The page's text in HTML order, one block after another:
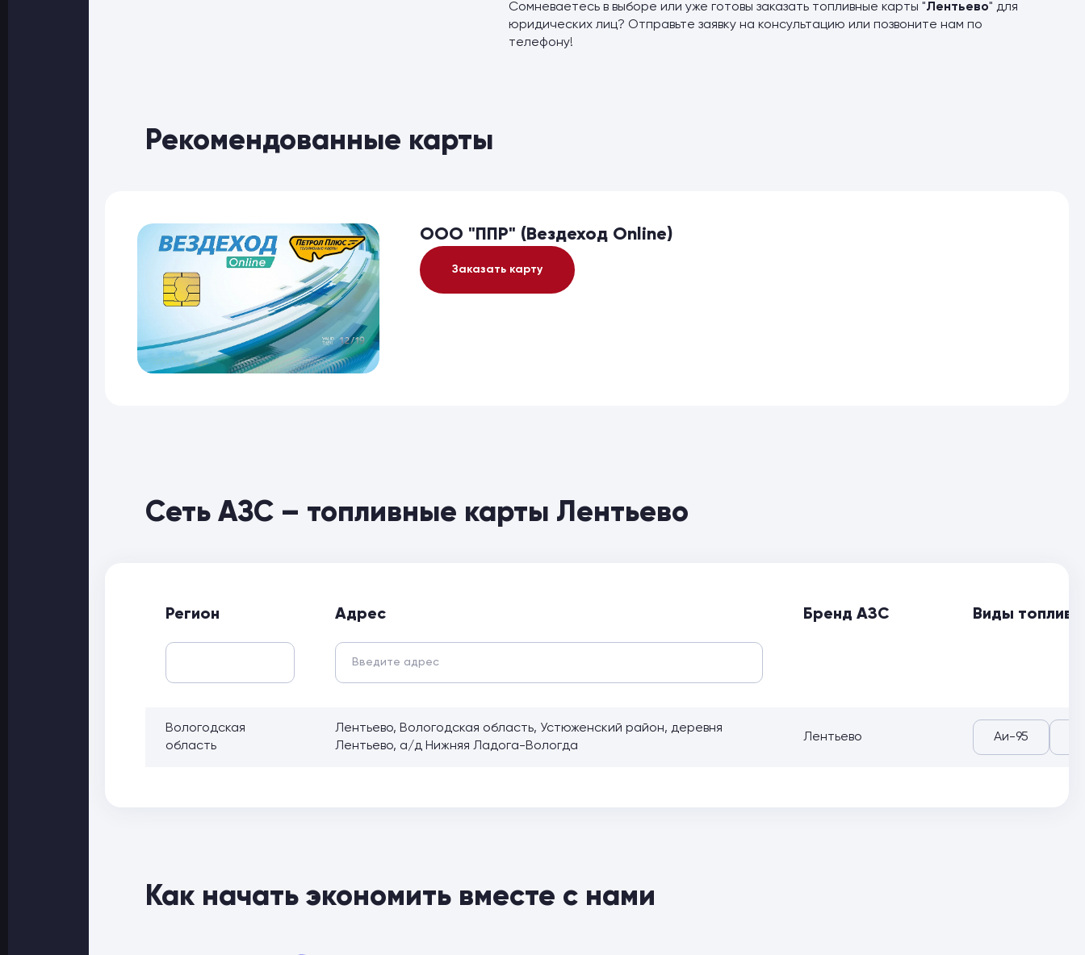
Сомневаетесь в выборе или уже готовы заказать топливные карты "Лентьево" для
юридических лиц? Отправьте заявку на консультацию или позвоните нам по
телефону!
Рекомендованные карты
ООО "ППР" (Вездеход Online)
Заказать карту
Сеть АЗС – топливные карты Лентьево
Регион Адрес Бренд АЗС Виды топлива
Вологодская
область
Лентьево, Вологодская область, Устюженский район, деревня
Лентьево, а/д Нижняя Ладога-Вологда
Лентьево Аи-95
Как начать экономить вместе с нами